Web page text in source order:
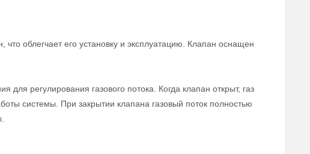
облегчает его установку и эксплуатацию. Клапан оснащен
регулирования газового потока. Когда клапан открыт, газ
системы. При закрытии клапана газовый поток полностью